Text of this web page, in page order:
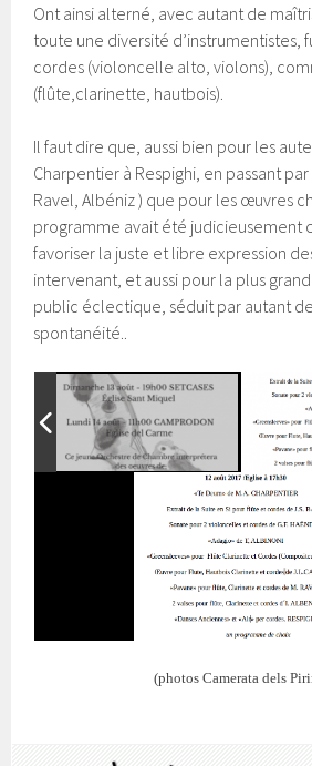
Ont ainsi alterné, avec autant de
toute une diversité d’instrumentistes,
cordes (violoncelle alto, violons),
(flûte,clarinette, hautbois).
Il faut dire que, aussi bien pour les
Charpentier à Respighi, en passant par
Ravel, Albéniz ) que pour les œuvres
programme avait été judicieusement
favoriser la juste et libre expression
intervenant, et aussi pour la plus
public éclectique, séduit par autant
spontanéité..
(photos Camerata dels